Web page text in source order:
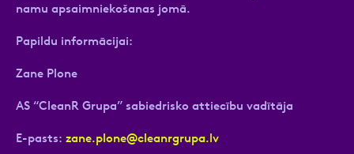
namu apsaimniekošanas jomā.
Papildu informācijai:
Zane Plone
AS “CleanR Grupa” sabiedrisko attiecību vadītāja
E-pasts: zane.plone@cleanrgrupa.lv